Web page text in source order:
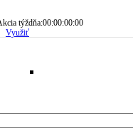
týždňa:00:00:00:00
Využiť